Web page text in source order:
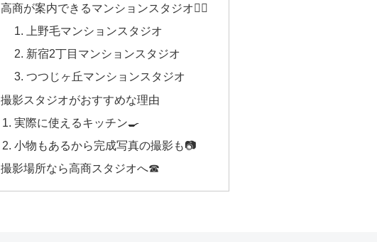
高商が案内できるマンションスタジオ💁‍♀️
上野毛マンションスタジオ
新宿2丁目マンションスタジオ
つつじヶ丘マンションスタジオ
撮影スタジオがおすすめな理由
実際に使えるキッチン🍳
小物もあるから完成写真の撮影も📷
撮影場所なら高商スタジオへ☎